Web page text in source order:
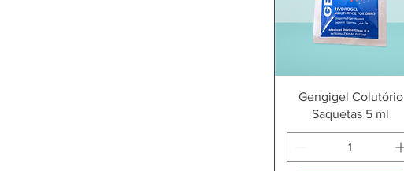
Visualização rápida
Gengigel Colutório
Saquetas 5 ml